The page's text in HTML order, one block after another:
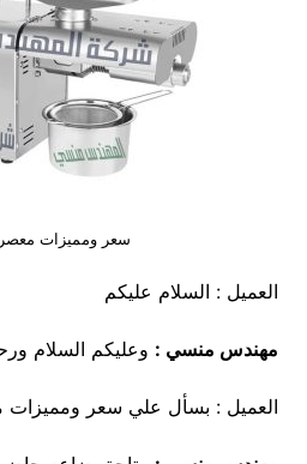
سعر ومميزات
العميل : السلام عليكم
مهندس منسي : وعليكم السلام
العميل : بسأل علي سعر ومميزات